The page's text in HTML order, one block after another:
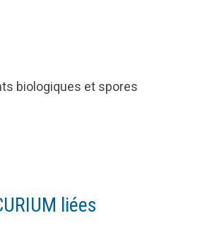
biologiques et spores
liées